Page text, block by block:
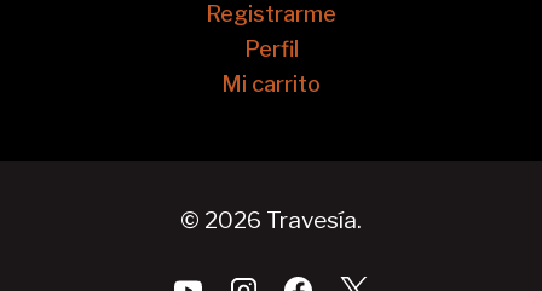
Registrarme
Perfil
Mi carrito
© 2026 Travesía.